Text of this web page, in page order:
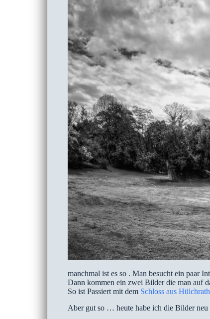
manchmal ist es so . Man besucht ein paar
Dann kommen ein zwei Bilder die man auf
So ist Passiert mit dem Schloss aus Hülchrath
Aber gut so … heute habe ich die Bilder